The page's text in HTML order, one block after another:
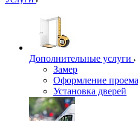
Дополнительные услуги
Замер
Оформление проема
Установка дверей